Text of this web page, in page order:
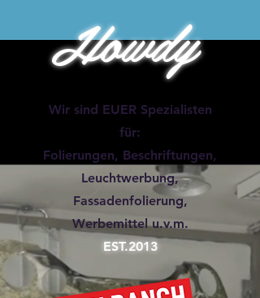
Howdy
Wir sind EUER Spezialisten
für:
Folierungen, Beschriftungen,
Leuchtwerbung,
Fassadenfolierung,
Werbemittel u.v.m.
EST.2013